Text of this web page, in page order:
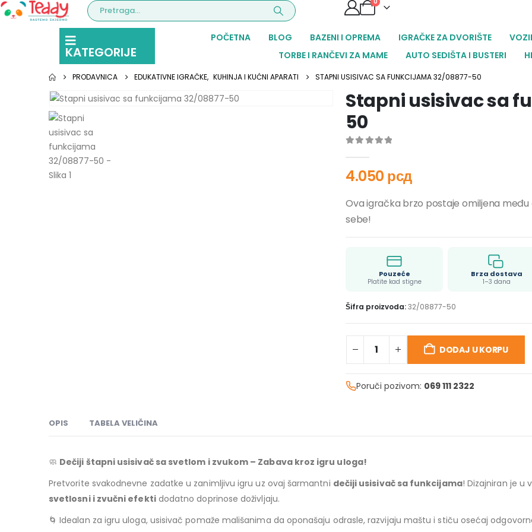
KATEGORIJE
POČETNA BLOG BAZENI I OPREMA IGRAČKE ZA DVORIŠTE
TORBE I RANČEVI ZA MAME
AUTO SEDIŠTA I BUSTERI
PRODAVNICA EDUKATIVNE IGRAČKE, KUHINJA I KUĆNI APARATI STAPNI USISIVAC SA FUNKCIJAMA 32/08877-50
Stapni usisivac sa
50
4.050 рсд
Ova igračka brzo postaje omiljena
sebe!
Pouzeće
Platite kad stigne
Brza dostava
1–3 dana
Šifra proizvoda:32/08877-50
DODAJ U KORPU
Poruči pozivom: 069 111 2322
OPIS TABELA VELIČINA
🧼 Dečiji štapni usisivač sa svetlom i zvukom – Zabava kroz igru uloga!
Pretvorite svakodnevne zadatke u zanimljivu igru uz ovaj šarmantni dečiji usisivač sa funkcijama! Dizajniran je u
svetlosni i zvučni efektidodatno doprinose doživljaju.
🌀 Idealan za igru uloga, usisivač pomaže mališanima da oponašaju odrasle, razvijaju maštu i stiču osećaj